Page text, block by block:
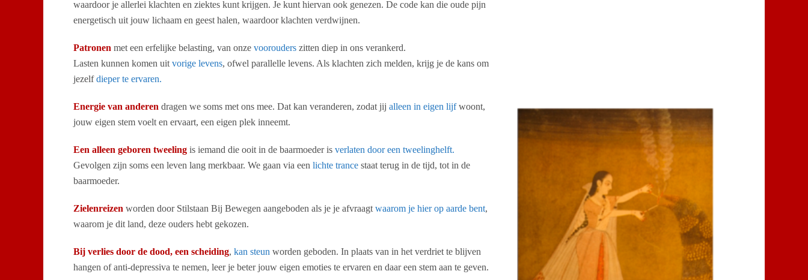
waardoor je allerlei klachten en ziektes kunt krijgen. Je kunt hiervan ook genezen. De code kan die oude pijn
energetisch uit jouw lichaam en geest halen, waardoor klachten verdwijnen.
Patronen met een erfelijke belasting, van onze voorouders zitten diep in ons verankerd.
Lasten kunnen komen uit vorige levens, ofwel parallelle levens. Als klachten zich melden, krijg je de kans om
jezelfdieper te ervaren.
Energie van anderen dragen we soms met ons mee. Dat kan veranderen, zodat jij alleen in eigen lijfwoont,
jouw eigen stem voelt en ervaart, een eigen plek inneemt.
Een alleen geboren tweeling is iemand die ooit in de baarmoeder is verlaten door een tweelinghelft.
Gevolgen zijn soms een leven lang merkbaar. We gaan via een lichte trance staat terug in de tijd, tot in de
baarmoeder.
Zielenreizen worden door Stilstaan Bij Bewegen aangeboden als je je afvraagt waarom je hier op aarde bent,
waarom je dit land, deze ouders hebt gekozen.
Bij verlies door de dood, een scheiding, kan steun worden geboden. In plaats van in het verdriet te blijven
hangen of anti-depressiva te nemen, leer je beter jouw eigen emoties te ervaren en daar een stem aan te geven.